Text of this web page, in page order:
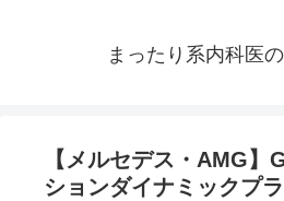
まったり系内科医
【メルセデス・AMG】
ションダイナミックプ